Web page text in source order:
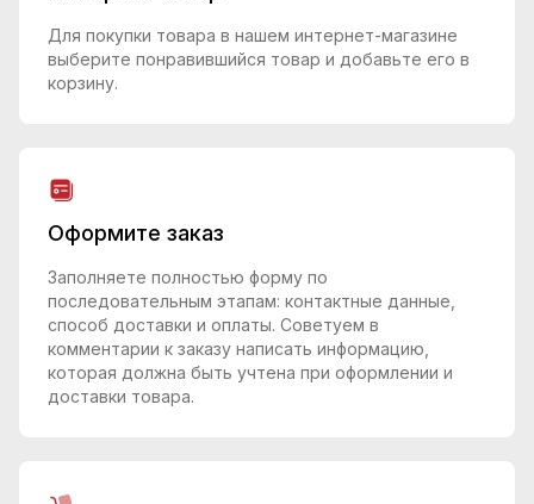
Для покупки товара в нашем интернет-магазине
выберите понравившийся товар и добавьте его в
корзину.
Оформите заказ
Заполняете полностью форму по
последовательным этапам: контактные данные,
способ доставки и оплаты. Советуем в
комментарии к заказу написать информацию,
которая должна быть учтена при оформлении и
доставки товара.